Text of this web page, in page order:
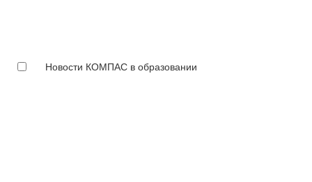
Новости КОМПАС в образовании